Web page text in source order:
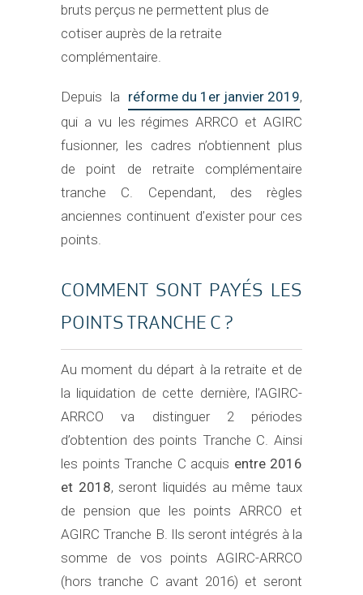
bruts perçus ne permettent plus de
cotiser auprès de la retraite
complémentaire.
Depuis la réforme du 1er janvier 2019,
qui a vu les régimes ARRCO et AGIRC
fusionner, les cadres n’obtiennent plus
de point de retraite complémentaire
tranche C. Cependant, des règles
anciennes continuent d’exister pour ces
points.
COMMENT SONT PAYÉS LES
POINTS TRANCHE C ?
Au moment du départ à la retraite et de
la liquidation de cette dernière, l’AGIRC-
ARRCO va distinguer 2 périodes
d’obtention des points Tranche C. Ainsi
les points Tranche C acquis entre 2016
et 2018, seront liquidés au même taux
de pension que les points ARRCO et
AGIRC Tranche B. Ils seront intégrés à la
somme de vos points AGIRC-ARRCO
(hors tranche C avant 2016) et seront